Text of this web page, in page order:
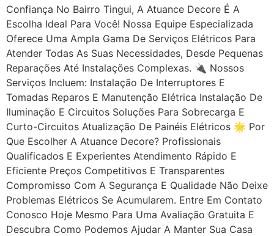
Confiança No Bairro Tingui, A Atuance Decore É A
Escolha Ideal Para Você! Nossa Equipe Especializada
Oferece Uma Ampla Gama De Serviços Elétricos Para
Atender Todas As Suas Necessidades, Desde Pequenas
Reparações Até Instalações Complexas. 🔌 Nossos
Serviços Incluem: Instalação De Interruptores E
Tomadas Reparos E Manutenção Elétrica Instalação De
Iluminação E Circuitos Soluções Para Sobrecarga E
Curto-Circuitos Atualização De Painéis Elétricos 🌟 Por
Que Escolher A Atuance Decore? Profissionais
Qualificados E Experientes Atendimento Rápido E
Eficiente Preços Competitivos E Transparentes
Compromisso Com A Segurança E Qualidade Não Deixe
Problemas Elétricos Se Acumularem. Entre Em Contato
Conosco Hoje Mesmo Para Uma Avaliação Gratuita E
Descubra Como Podemos Ajudar A Manter Sua Casa